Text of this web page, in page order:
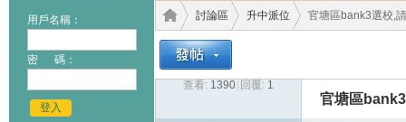
用戶名稱：
密 碼：
登入
討論區
›
升中派位 官塘區bank3選校,
查看: 1390 回覆: 1
官塘區